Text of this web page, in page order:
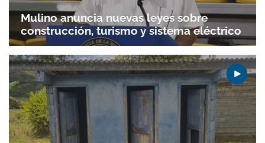
Mulino anuncia nuevas leyes sobre
construcción, turismo y sistema eléctrico